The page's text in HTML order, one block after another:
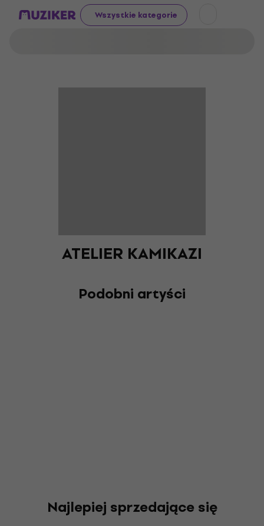
Wszystkie kategorie
ATELIER KAMIKAZI
Podobni artyści
Najlepiej sprzedające się